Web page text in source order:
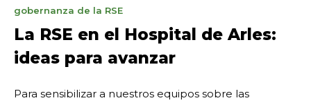
de
de
2025
gobernanza de la RSE
La RSE en el Hospital de Arles:
ideas para avanzar
Para sensibilizar a nuestros equipos sobre las